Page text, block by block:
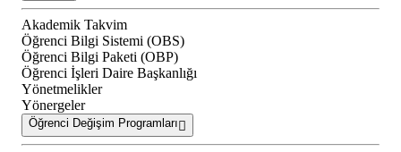
Akademik Takvim
Öğrenci Bilgi Sistemi (OBS)
Öğrenci Bilgi Paketi (OBP)
Öğrenci İşleri Daire Başkanlığı
Yönetmelikler
Yönergeler
Öğrenci Değişim Programları